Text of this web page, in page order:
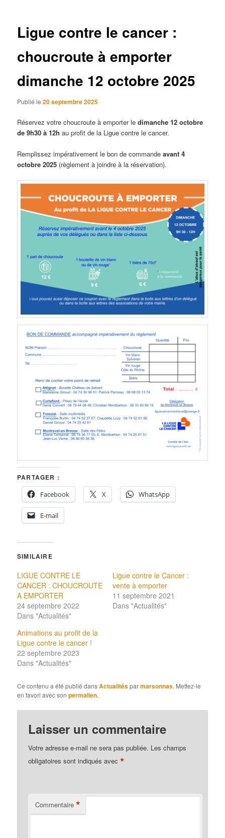
Ligue contre le cancer :
choucroute à emporter
dimanche 12 octobre 2025
Publié le20 septembre 2025
Réservez votre choucroute à emporter ledimanche 12 octobre
de 9h30 à 12h au profit de la Ligue contre le cancer.
Remplissez impérativement le bon de commandeavant 4
octobre 2025 (règlement à joindre à la réservation).
PARTAGER :
Facebook
X WhatsApp
E-mail
SIMILAIRE
LIGUE CONTRE LE
CANCER : CHOUCROUTE
A EMPORTER
24 septembre 2022
Dans "Actualités"
Ligue contre le Cancer :
vente à emporter
11 septembre 2021
Dans "Actualités"
Animations au profit de la
Ligue contre le cancer !
22 septembre 2023
Dans "Actualités"
Ce contenu a été publié dansActualitésparmarsonnas. Mettez-le
en favori avec sonpermalien.
Laisser un commentaire
Votre adresse e-mail ne sera pas publiée. Les champs
obligatoires sont indiqués avec*
Commentaire *